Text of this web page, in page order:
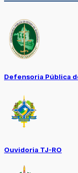
Defensoria Pública
Ouvidoria TJ-RO